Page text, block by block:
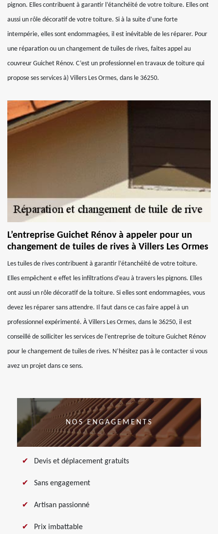
pignon. Elles contribuent à garantir l’étanchéité de votre toiture. Elles ont
aussi un rôle décoratif de votre toiture. Si à la suite d’une forte
intempérie, elles sont endommagées, il est inévitable de les réparer. Pour
une réparation ou un changement de tuiles de rives, faites appel au
couvreur Guichet Rénov. C’est un professionnel en travaux de toiture qui
propose ses services à) Villers Les Ormes, dans le 36250.
L’entreprise Guichet Rénov à appeler pour un
changement de tuiles de rives à Villers Les Ormes
Les tuiles de rives contribuent à garantir l’étanchéité de votre toiture.
Elles empêchent e effet les infiltrations d’eau à travers les pignons. Elles
ont aussi un rôle décoratif de la toiture. Si elles sont endommagées, vous
devez les réparer sans attendre. Il faut dans ce cas faire appel à un
professionnel expérimenté. À Villers Les Ormes, dans le 36250, il est
conseillé de solliciter les services de l’entreprise de toiture Guichet Rénov
pour le changement de tuiles de rives. N’hésitez pas à le contacter si vous
avez un projet dans ce sens.
NOS ENGAGEMENTS
Devis et déplacement gratuits
Sans engagement
Artisan passionné
Prix imbattable